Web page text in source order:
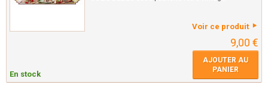
Voir ce produit
9,00 €
En stock
AJOUTER AU
PANIER